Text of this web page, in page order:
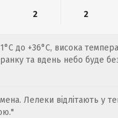
2 2
до +36°C, висока
та вдень небо буде
Лелеки відлітають у